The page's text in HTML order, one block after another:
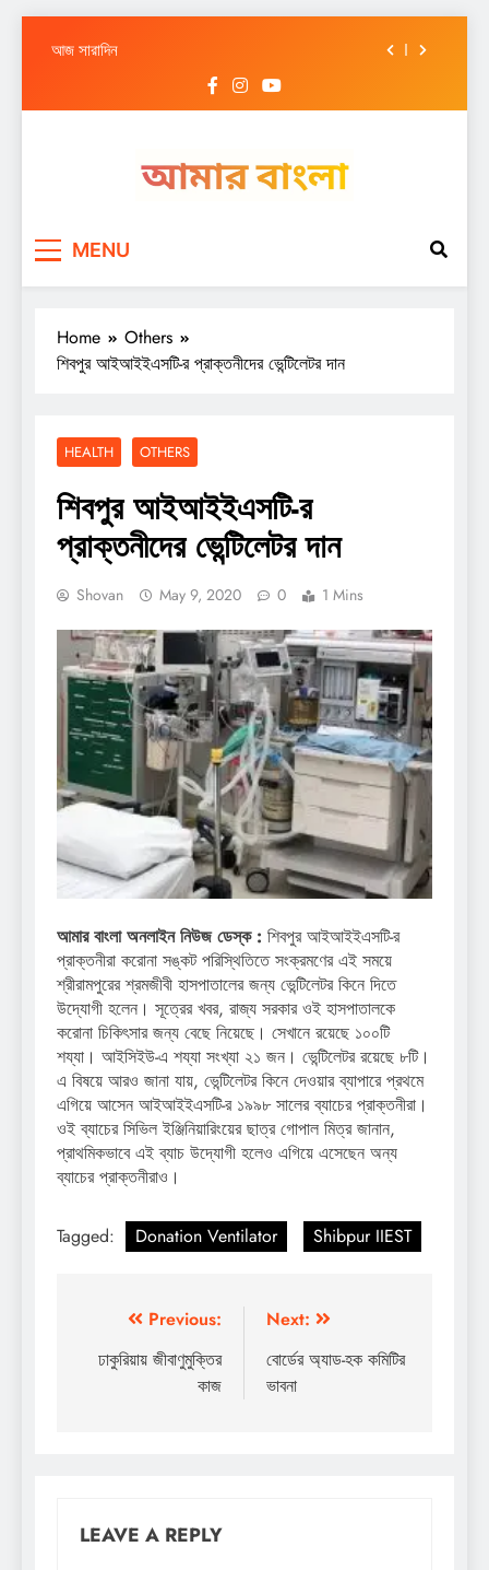
আজ সারাদিন
আজ সারাদিন
MENU
Home
Others
শিবপুর আইআইইএসটি-র প্রাক্তনীদের ভেন্টিলেটর দান
HEALTH OTHERS
শিবপুর আইআইইএসটি-র
প্রাক্তনীদের ভেন্টিলেটর দান
Shovan May 9, 2020 0 1 Mins
আমার বাংলা অনলাইন নিউজ ডেস্ক : শিবপুর আইআইইএসটি-র
প্রাক্তনীরা করোনা সঙ্কট পরিস্থিতিতে সংক্রমণের এই সময়ে
শ্রীরামপুরের শ্রমজীবী হাসপাতালের জন্য ভেন্টিলেটর কিনে দিতে
উদ্যোগী হলেন। সূত্রের খবর, রাজ্য সরকার ওই হাসপাতালকে
করোনা চিকিৎসার জন্য বেছে নিয়েছে। সেখানে রয়েছে ১০০টি
শয্যা। আইসিইউ-এ শয্যা সংখ্যা ২১ জন। ভেন্টিলেটর রয়েছে ৮টি।
এ বিষয়ে আরও জানা যায়, ভেন্টিলেটর কিনে দেওয়ার ব্যাপারে প্রথমে
এগিয়ে আসেন আইআইইএসটি-র ১৯৯৮ সালের ব্যাচের প্রাক্তনীরা।
ওই ব্যাচের সিভিল ইঞ্জিনিয়ারিংয়ের ছাত্র গোপাল মিত্র জানান,
প্রাথমিকভাবে এই ব্যাচ উদ্যোগী হলেও এগিয়ে এসেছেন অন্য
ব্যাচের প্রাক্তনীরাও।
Tagged: Donation Ventilator Shibpur IIEST
navigation
Previous:
ঢাকুরিয়ায় জীবাণুমুক্তির
কাজ
Next:
বোর্ডের অ্যাড-হক কমিটির
ভাবনা
LEAVE A REPLY